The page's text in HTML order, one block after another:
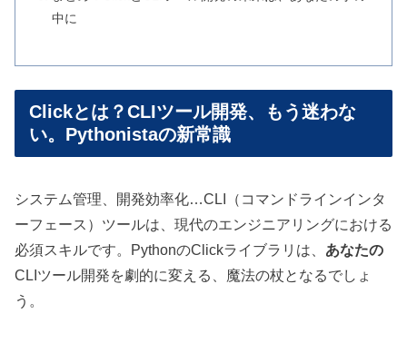
中に
Clickとは？CLIツール開発、もう迷わな
い。Pythonistaの新常識
システム管理、開発効率化…CLI（コマンドラインインタ
ーフェース）ツールは、現代のエンジニアリングにおける
必須スキルです。PythonのClickライブラリは、 あなたの
CLIツール開発を劇的に変える、魔法の杖となるでしょ
う。